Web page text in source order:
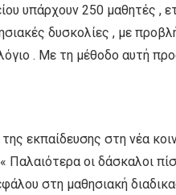
υπάρχουν 250 μαθητές ,
δυσκολίες , με
. Με τη μέθοδο αυτή
εκπαίδευσης στη νέα
οι δάσκαλοι
στη μαθησιακή